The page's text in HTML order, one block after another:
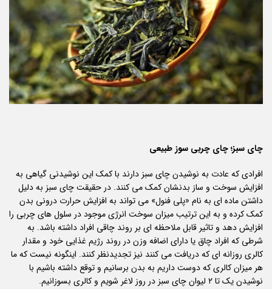
چای سبز؛ چای چربی سوز طبیعی
افرادی که عادت به نوشیدن چای سبز دارند با کمک این نوشیدنی گیاهی به
افزایش سوخت و ساز بدنشان کمک می کنند. در حقیقت چای سبز به دلیل
داشتن ماده ای به نام «پلی فنول» می تواند به افزایش حرارت درونی بدن
کمک کرده و به این ترتیب میزان سوخت انرژی موجود در سلول های چربی را
افزایش دهد و تاثیر قابل ملاحظه ای بر روند چاقی افراد داشته باشد. به
شرطی که افراد چاق یا دارای اضافه وزن در روند رژیم غذایی خود و مقدار
کالری روزانه ای که دریافت می کنند نیز تجدیدنظر کنند. اینگونه نیست که ما
هر میزان کالری که دوست داریم به بدن برسانیم و توقع داشته باشیم با
نوشیدن یک تا ۲ لیوان چای سبز در روز لاغر شویم و کالری بسوزانیم.